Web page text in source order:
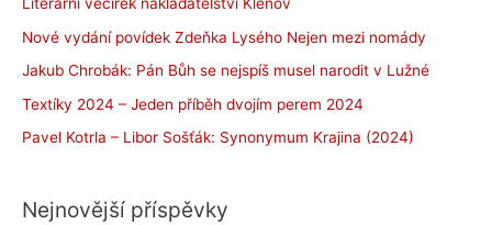
Literární večírek nakladatelství Klenov
Nové vydání povídek Zdeňka Lysého Nejen mezi nomády
Jakub Chrobák: Pán Bůh se nejspíš musel narodit v Lužné
Textíky 2024 – Jeden příběh dvojím perem 2024
Pavel Kotrla – Libor Sošťák: Synonymum Krajina (2024)
Nejnovější příspěvky